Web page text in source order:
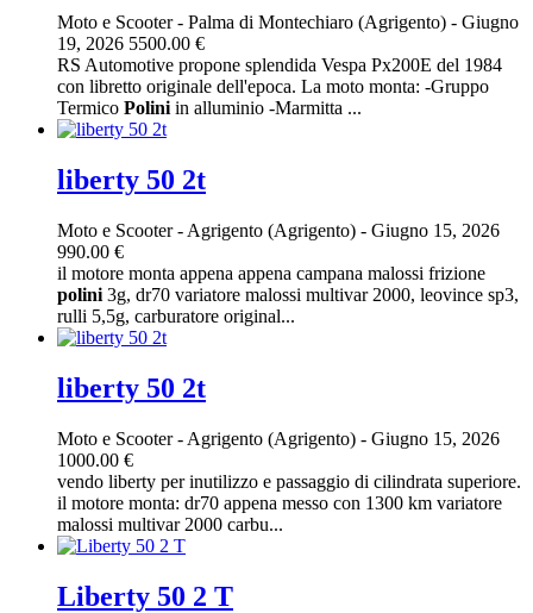
Moto e Scooter- Palma di Montechiaro (Agrigento) - Giugno
19, 2026 5500.00 €
RS Automotive propone splendida Vespa Px200E del 1984
con libretto originale dell'epoca. La moto monta: -Gruppo
Termico Polini in alluminio -Marmitta ...
liberty 50 2t
Moto e Scooter- Agrigento (Agrigento) - Giugno 15, 2026
990.00 €
il motore monta appena appena campana malossi frizione
polini 3g, dr70 variatore malossi multivar 2000, leovince sp3,
rulli 5,5g, carburatore original...
liberty 50 2t
Moto e Scooter- Agrigento (Agrigento) - Giugno 15, 2026
1000.00 €
vendo liberty per inutilizzo e passaggio di cilindrata superiore.
il motore monta: dr70 appena messo con 1300 km variatore
malossi multivar 2000 carbu...
Liberty 50 2 T